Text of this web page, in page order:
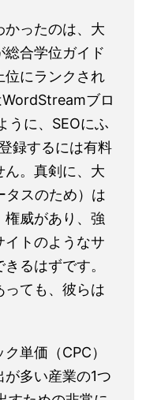
かったのは、大
合学位ガイド
位にランクされ
ブロ
うに、SEOにふ
録するには有料
ん。真剣に、大
タスのため）は
権威があり、強
イトのようなサ
るはずです。
っても、彼らは
単価（CPC）
が多い産業の1つ